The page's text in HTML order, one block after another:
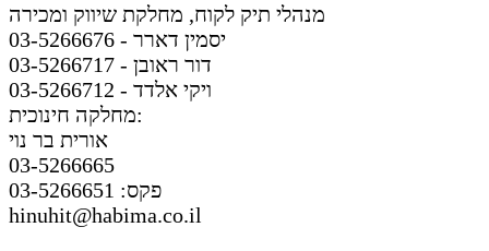
מנהלי תיק לקוח, מחלקת שיווק ומכירה
יסמין דארר - 03-5266676
דור ראובן - 03-5266717
ויקי אלדד - 03-5266712
מחלקה חינוכית:
אורית בר נוי
03-5266665
פקס: 03-5266651
hinuhit@habima.co.il